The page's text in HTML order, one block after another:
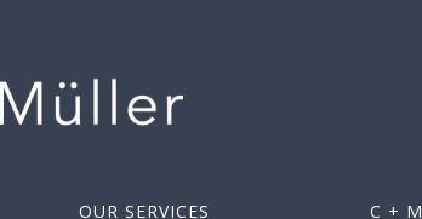
OUR SERVICES C + M